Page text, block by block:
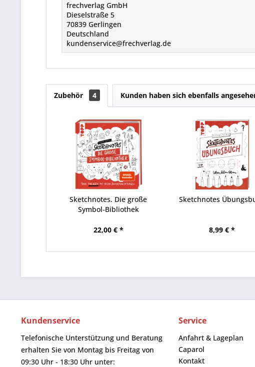
frechverlag GmbH
Dieselstraße 5
70839 Gerlingen
Deutschland
kundenservice@frechverlag.de
Zubehör 4 Kunden haben sich ebenfalls
Sketchnotes. Die große
Symbol-Bibliothek
22,00 € *
Sketchnotes
8,99 € *
Kundenservice
Telefonische Unterstützung und Beratung
erhalten Sie von Montag bis Freitag von
09:30 Uhr - 18:30 Uhr unter:
Service
Anfahrt & Lageplan
Caparol
Kontakt